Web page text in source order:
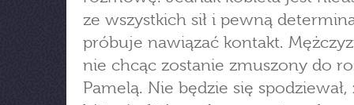
ze wszystkich sił i pewną
próbuje nawiązać kontakt.
nie chcąc zostanie zmuszony do
Pamelą. Nie będzie się spodziewał,